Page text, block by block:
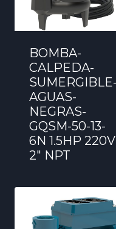
BOMBA-
CALPEDA-
SUMERGIBLE-
AGUAS-
NEGRAS-
GQSM-50-13-
6N 1.5HP 220V
2″ NPT